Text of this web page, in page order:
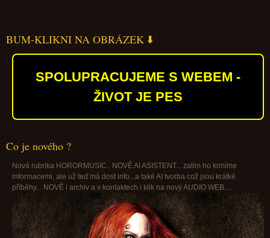
BUM-KLIKNI NA OBRÁZEK ⬇️
SPOLUPRACUJEME S WEBEM -
ŽIVOT JE PES
Co je nového ?
Nová rubrika HORORMUSIC.. NOVĚ AI ASISTENT... zatím ho krmíme
informacemi, ale už teď má dost info...a také AI tvorba což jsou krátké
příběhy... NOVĚ i archiv a v kontaktech i klik na nový AUDIO WEB....